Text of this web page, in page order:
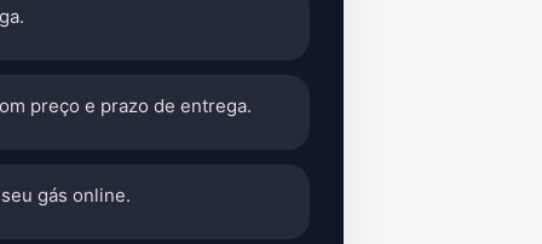
preço e prazo de entrega.
gás online.